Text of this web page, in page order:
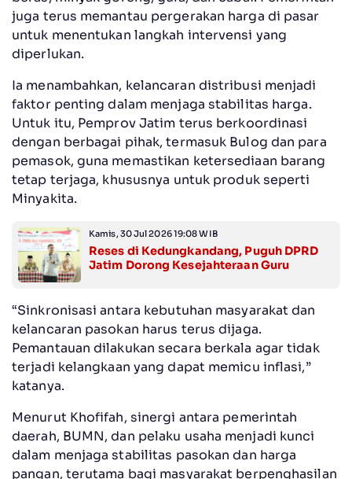
juga terus memantau pergerakan harga di pasar
untuk menentukan langkah intervensi yang
diperlukan.
Ia menambahkan, kelancaran distribusi menjadi
faktor penting dalam menjaga stabilitas harga.
Untuk itu, Pemprov Jatim terus berkoordinasi
dengan berbagai pihak, termasuk Bulog dan para
pemasok, guna memastikan ketersediaan barang
tetap terjaga, khususnya untuk produk seperti
Minyakita.
Kamis, 30 Jul 2026 19:08 WIB
Reses di Kedungkandang, Puguh DPRD
Jatim Dorong Kesejahteraan Guru
“Sinkronisasi antara kebutuhan masyarakat dan
kelancaran pasokan harus terus dijaga.
Pemantauan dilakukan secara berkala agar tidak
terjadi kelangkaan yang dapat memicu inflasi,”
katanya.
Menurut Khofifah, sinergi antara pemerintah
daerah, BUMN, dan pelaku usaha menjadi kunci
dalam menjaga stabilitas pasokan dan harga
pangan, terutama bagi masyarakat berpenghasilan